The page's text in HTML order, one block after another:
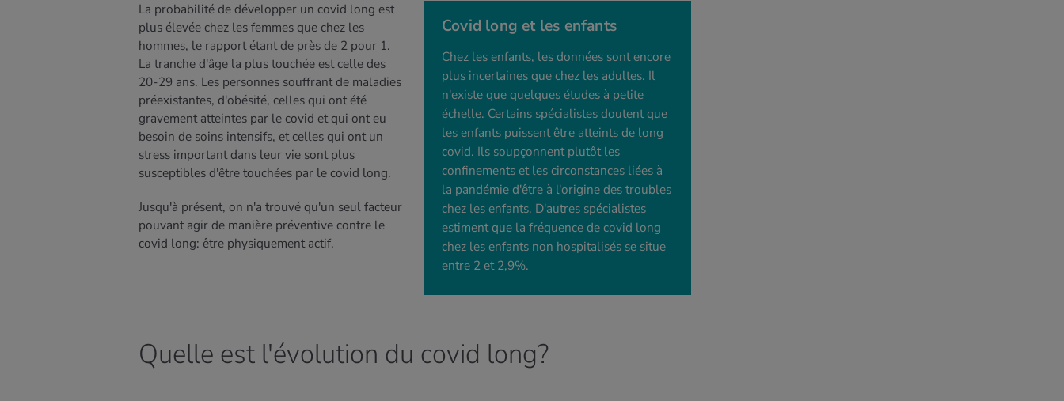
Covid long et les enfants
Chez les enfants, les données sont encore
plus incertaines que chez les adultes. Il
n'existe que quelques études à petite
échelle. Certains spécialistes doutent que
les enfants puissent être atteints de long
covid. Ils soupçonnent plutôt les
confinements et les circonstances liées à
la pandémie d'être à l'origine des troubles
chez les enfants. D'autres spécialistes
estiment que la fréquence de covid long
chez les enfants non hospitalisés se situe
entre 2 et 2,9%.
La probabilité de développer un covid long est
plus élevée chez les femmes que chez les
hommes, le rapport étant de près de 2 pour 1.
La tranche d'âge la plus touchée est celle des
20-29 ans. Les personnes souffrant de maladies
préexistantes, d'obésité, celles qui ont été
gravement atteintes par le covid et qui ont eu
besoin de soins intensifs, et celles qui ont un
stress important dans leur vie sont plus
susceptibles d'être touchées par le covid long.
Jusqu'à présent, on n'a trouvé qu'un seul facteur
pouvant agir de manière préventive contre le
covid long: être physiquement actif.
Quelle est l'évolution du covid long?